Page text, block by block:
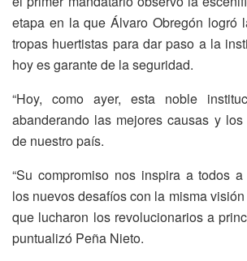
etapa en la que Álvaro Obregón logró
tropas huertistas para dar paso a la
hoy es garante de la seguridad.
“Hoy, como ayer, esta noble
abanderando las mejores causas y
de nuestro país.
“Su compromiso nos inspira a todos
los nuevos desafíos con la misma
que lucharon los revolucionarios a
puntualizó Peña Nieto.